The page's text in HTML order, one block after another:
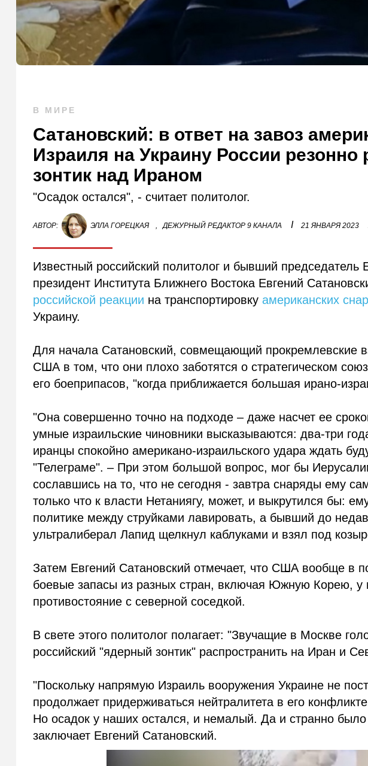
В МИРЕ
Сатановский: в ответ на завоз
Израиля на Украину России
зонтик над Ираном
"Осадок остался", - считает политолог.
АВТОР: ЭЛЛА ГОРЕЦКАЯ , ДЕЖУРНЫЙ РЕДАКТОР 9 КАНАЛА I 21 ЯНВАРЯ 2023
Известный российский политолог и бывший председатель
президент Института Ближнего Востока Евгений
российской реакции на транспортировкуамериканских
Украину.
Для начала Сатановский, совмещающий прокремлевские
США в том, что они плохо заботятся о стратегическом
его боеприпасов, "когда приближается большая ирано-
"Она совершенно точно на подходе – даже насчет ее
умные израильские чиновники высказываются: два-три
иранцы спокойно американо-израильского удара ждать
"Телеграме". – При этом большой вопрос, мог бы
сославшись на то, что не сегодня - завтра снаряды ему
только что к власти Нетаниягу, может, и выкрутился бы:
политике между струйками лавировать, а бывший до
ультралиберал Лапид щелкнул каблуками и взял под
Затем Евгений Сатановский отмечает, что США вообще в
боевые запасы из разных стран, включая Южную Корею, у
противостояние с северной соседкой.
В свете этого политолог полагает: "Звучащие в Москве
российский "ядерный зонтик" распространить на Иран и
"Поскольку напрямую Израиль вооружения Украине не
продолжает придерживаться нейтралитета в его
Но осадок у наших остался, и немалый. Да и странно
заключает Евгений Сатановский.